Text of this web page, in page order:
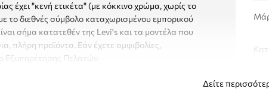
έχει "κενή ετικέτα" (με κόκκινο χρώμα, χωρίς το
το διεθνές σύμβολο καταχωρισμένου εμπορικού
σήμα κατατεθέν της Levi's και τα μοντέλα που
πλήρη προϊόντα. Εάν έχετε αμφιβολίες,
Εξυπηρέτησης Πελατών.
ID
Δείτε